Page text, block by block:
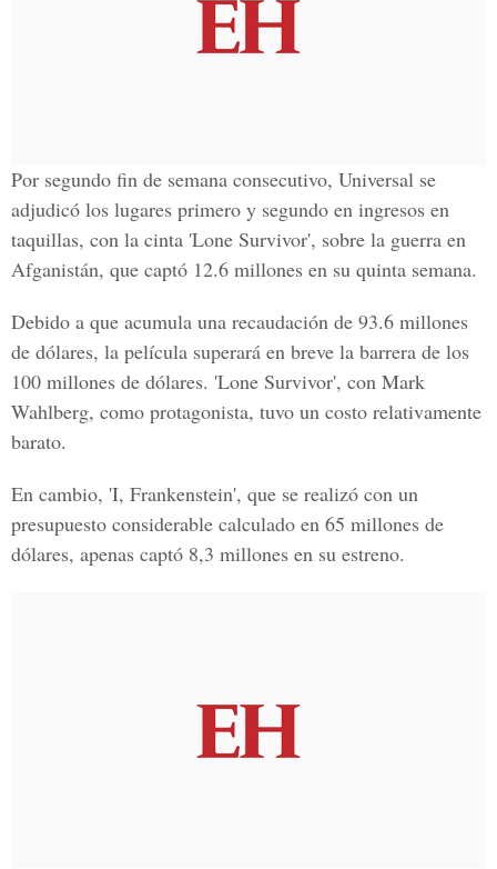
Por segundo fin de semana consecutivo, Universal se
adjudicó los lugares primero y segundo en ingresos en
taquillas, con la cinta 'Lone Survivor', sobre la guerra en
Afganistán, que captó 12.6 millones en su quinta semana.
Debido a que acumula una recaudación de 93.6 millones
de dólares, la película superará en breve la barrera de los
100 millones de dólares. 'Lone Survivor', con Mark
Wahlberg, como protagonista, tuvo un costo relativamente
barato.
En cambio, 'I, Frankenstein', que se realizó con un
presupuesto considerable calculado en 65 millones de
dólares, apenas captó 8,3 millones en su estreno.